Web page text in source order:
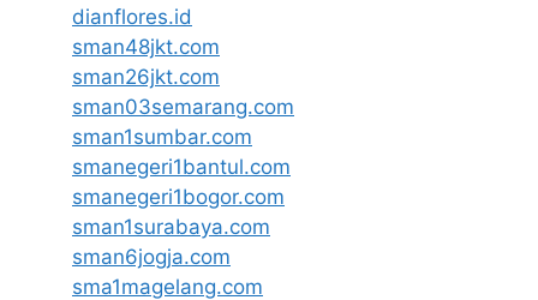
dianflores.id
sman48jkt.com
sman26jkt.com
sman03semarang.com
sman1sumbar.com
smanegeri1bantul.com
smanegeri1bogor.com
sman1surabaya.com
sman6jogja.com
sma1magelang.com